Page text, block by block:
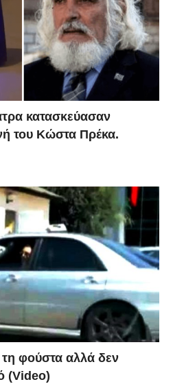
κατασκεύασαν
του Κώστα Πρέκα.
φούστα αλλά δεν
(Video)